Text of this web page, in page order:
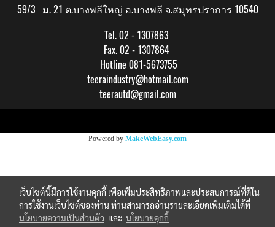
59/3 ม. 21 ต.บางพลีใหญ่ อ.บางพลี จ.สมุทรปราการ 10540
Tel. 02 - 1307863
Fax. 02 - 1307864
Hotline 081-5673755
teeraindustry@hotmail.com
teerautd@gmail.com
Powered by MakeWebEasy.com
เว็บไซต์นี้มีการใช้งานคุกกี้ เพื่อเพิ่มประสิทธิภาพและประสบการณ์ที่ดีใน
การใช้งานเว็บไซต์ของท่าน ท่านสามารถอ่านรายละเอียดเพิ่มเติมได้ที่
นโยบายความเป็นส่วนตัว และ นโยบายคุกกี้